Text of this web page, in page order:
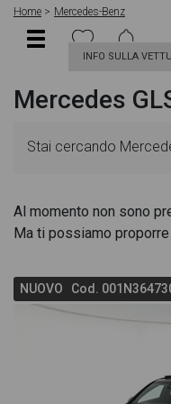
Home Mercedes-Benz
INFO SULLA
Mercedes
Stai cercando
Mercedes nuovo. Le
dettagliate e sempre
a scegliere quella più
sono presenti
Al momento non sono
Ma ti possiamo
NUOVO Cod.